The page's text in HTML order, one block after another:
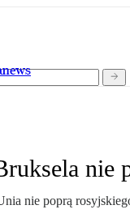
nie
nie poprą